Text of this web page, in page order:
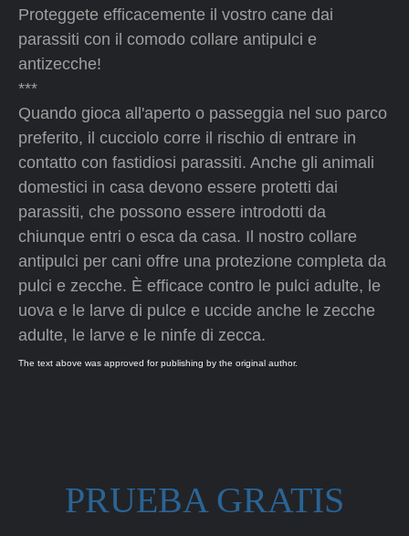
Proteggete efficacemente il vostro cane dai
parassiti con il comodo collare antipulci e
antizecche!
***
Quando gioca all'aperto o passeggia nel suo parco
preferito, il cucciolo corre il rischio di entrare in
contatto con fastidiosi parassiti. Anche gli animali
domestici in casa devono essere protetti dai
parassiti, che possono essere introdotti da
chiunque entri o esca da casa. Il nostro collare
antipulci per cani offre una protezione completa da
pulci e zecche. È efficace contro le pulci adulte, le
uova e le larve di pulce e uccide anche le zecche
adulte, le larve e le ninfe di zecca.
The text above was approved for publishing by the original author.
PRUEBA GRATIS